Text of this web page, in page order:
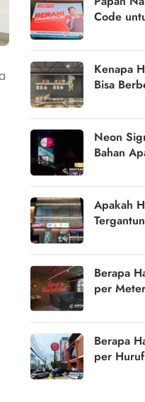
Code
Kenapa
Bisa
Neon
Bahan
Apakah
Berapa
per
Berapa
per